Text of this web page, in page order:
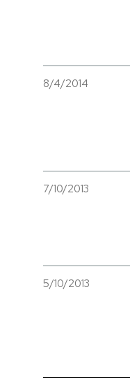
8/4/2014
7/10/2013
5/10/2013